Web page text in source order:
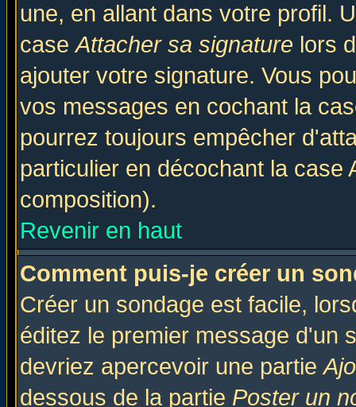
une, en allant dans votre profil.
caseAttacher sa signature lors
ajouter votre signature. Vous
vos messages en cochant la
pourrez toujours empêcher
particulier en décochant la
composition).
Revenir en haut
Comment puis-je créer un
Créer un sondage est facile,
éditez le premier message d'un
devriez apercevoir une partie
dessous de la partie Poster un